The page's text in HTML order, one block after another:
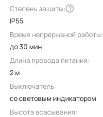
Степень защиты: ?
IP55
Время непрерывной работы:
до 30 мин
Длина провода питания:
2 м
Выключатель:
со световым индикатором
Высота всасывания: